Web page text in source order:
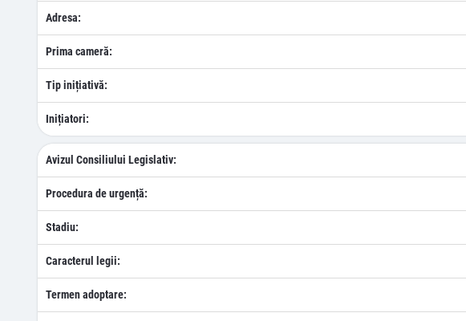
Adresa:
Prima cameră:
Tip inițiativă:
Inițiatori:
Avizul Consiliului Legislativ:
Procedura de urgență:
Stadiu:
Caracterul legii:
Termen adoptare: